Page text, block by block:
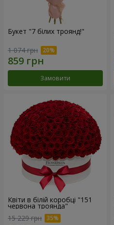
Букет "7 білих троянд!"
1 074 грн
Замовити
Квіти в білій коробці "151
червона троянда"
15 229 грн